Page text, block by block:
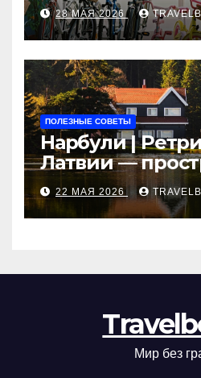
модели,
категории и
рассрочки
28 МАЯ 2026
ПОЛЕЗНЫЕ СОВЕТЫ
Нарбули |
Латвии —
для
восстановления
22 МАЯ 2026
Мир без